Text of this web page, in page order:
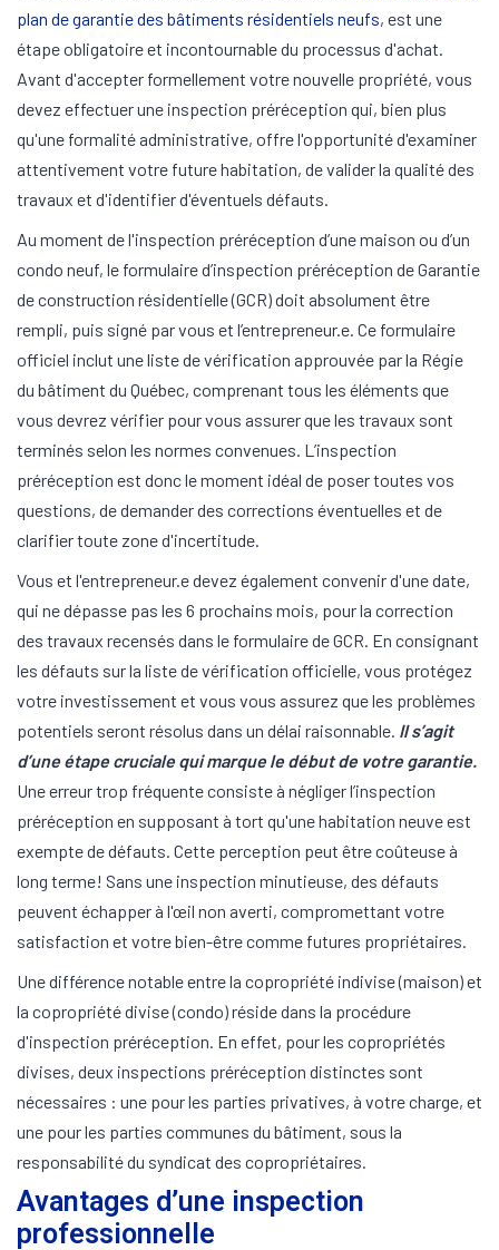
plan de garantie des bâtiments résidentiels neufs, est une
étape obligatoire et incontournable du processus d'achat.
Avant d'accepter formellement votre nouvelle propriété, vous
devez effectuer une inspection préréception qui, bien plus
qu'une formalité administrative, offre l'opportunité d'examiner
attentivement votre future habitation, de valider la qualité des
travaux et d'identifier d'éventuels défauts.
Au moment de l'inspection préréception d’une maison ou d’un
condo neuf, le formulaire d’inspection préréception de Garantie
de construction résidentielle (GCR) doit absolument être
rempli, puis signé par vous et l’entrepreneur.e. Ce formulaire
officiel inclut une liste de vérification approuvée par la Régie
du bâtiment du Québec, comprenant tous les éléments que
vous devrez vérifier pour vous assurer que les travaux sont
terminés selon les normes convenues. L’inspection
préréception est donc le moment idéal de poser toutes vos
questions, de demander des corrections éventuelles et de
clarifier toute zone d'incertitude.
Vous et l'entrepreneur.e devez également convenir d'une date,
qui ne dépasse pas les 6 prochains mois, pour la correction
des travaux recensés dans le formulaire de GCR. En consignant
les défauts sur la liste de vérification officielle, vous protégez
votre investissement et vous vous assurez que les problèmes
potentiels seront résolus dans un délai raisonnable. Il s’agit
d’une étape cruciale qui marque le début de votre garantie.
Une erreur trop fréquente consiste à négliger l’inspection
préréception en supposant à tort qu'une habitation neuve est
exempte de défauts. Cette perception peut être coûteuse à
long terme! Sans une inspection minutieuse, des défauts
peuvent échapper à l'œil non averti, compromettant votre
satisfaction et votre bien-être comme futures propriétaires.
Une différence notable entre la copropriété indivise (maison) et
la copropriété divise (condo) réside dans la procédure
d'inspection préréception. En effet, pour les copropriétés
divises, deux inspections préréception distinctes sont
nécessaires : une pour les parties privatives, à votre charge, et
une pour les parties communes du bâtiment, sous la
responsabilité du syndicat des copropriétaires.
Avantages d’une inspection
professionnelle